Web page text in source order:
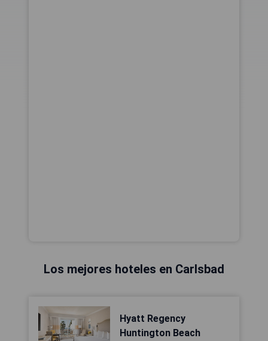
Los mejores hoteles en Carlsbad
Hyatt Regency
Huntington Beach